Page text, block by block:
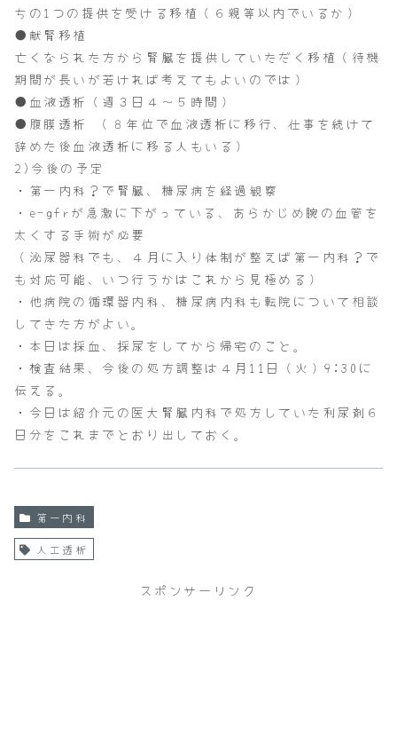
ちの1つの提供を受ける移植（６親等以内でいるか）
●献腎移植
亡くなられた方から腎臓を提供していただく移植（待機
期間が長いが若ければ考えてもよいのでは）
●血液透析（週３日４～５時間）
●腹膜透析 （８年位で血液透析に移行、仕事を続けて
辞めた後血液透析に移る人もいる）
2)今後の予定
・第一内科？で腎臓、糖尿病を経過観察
・e-gfrが急激に下がっている、あらかじめ腕の血管を
太くする手術が必要
（泌尿器科でも、４月に入り体制が整えば第一内科？で
も対応可能、いつ行うかはこれから見極める）
・他病院の循環器内科、糖尿病内科も転院について相談
してきた方がよい。
・本日は採血、採尿をしてから帰宅のこと。
・検査結果、今後の処方調整は４月11日（火）9:30に
伝える。
・今日は紹介元の医大腎臓内科で処方していた利尿剤６
日分をこれまでとおり出しておく。
第一内科
人工透析
スポンサーリンク